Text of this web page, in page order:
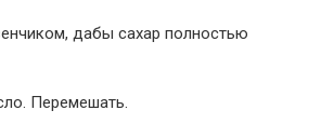
дабы сахар полностью
Перемешать.